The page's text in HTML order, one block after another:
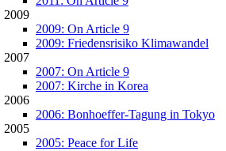
2009
2009: On Article 9
2009: Friedensrisiko Klimawandel
2007
2007: On Article 9
2007: Kirche in Korea
2006
2006: Bonhoeffer-Tagung in Tokyo
2005
2005: Peace for Life